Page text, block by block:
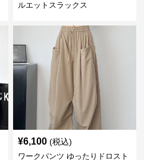
ルエットスラックス
¥6,100 (税込)
ワークパンツ ゆったりドロスト